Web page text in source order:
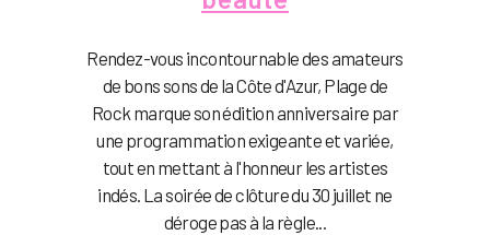
Rendez-vous incontournable des amateurs
de bons sons de la Côte d'Azur, Plage de
Rock marque son édition anniversaire par
une programmation exigeante et variée,
tout en mettant à l'honneur les artistes
indés. La soirée de clôture du 30 juillet ne
déroge pas à la règle...